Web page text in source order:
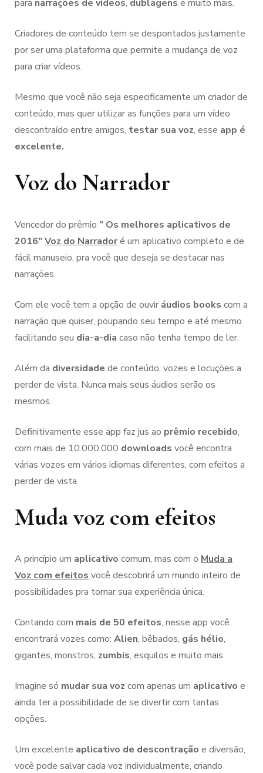
para narrações de vídeos, dublagens e muito mais.
Criadores de conteúdo tem se despontados justamente
por ser uma plataforma que permite a mudança de voz
para criar vídeos.
Mesmo que você não seja especificamente um criador de
conteúdo, mas quer utilizar as funções para um vídeo
descontraído entre amigos, testar sua voz, esse app é
excelente.
Voz do Narrador
Vencedor do prêmio ” Os melhores aplicativos de
2016″Voz do Narradoré um aplicativo completo e de
fácil manuseio, pra você que deseja se destacar nas
narrações.
Com ele você tem a opção de ouvir áudios books com a
narração que quiser, poupando seu tempo e até mesmo
facilitando seu dia-a-dia caso não tenha tempo de ler.
Além da diversidade de conteúdo, vozes e locuções a
perder de vista. Nunca mais seus áudios serão os
mesmos.
Definitivamente esse app faz jus ao prêmio recebido,
com mais de 10.000.000 downloads você encontra
várias vozes em vários idiomas diferentes, com efeitos a
perder de vista.
Muda voz com efeitos
A princípio um aplicativo comum, mas com o Muda a
Voz com efeitos você descobrirá um mundo inteiro de
possibilidades pra tornar sua experiência única.
Contando com mais de 50 efeitos, nesse app você
encontrará vozes como: Alien, bêbados, gás hélio,
gigantes, monstros, zumbis, esquilos e muito mais.
Imagine só mudar sua voz com apenas um aplicativo e
ainda ter a possibilidade de se divertir com tantas
opções.
Um excelente aplicativo de descontração e diversão,
você pode salvar cada voz individualmente, criando